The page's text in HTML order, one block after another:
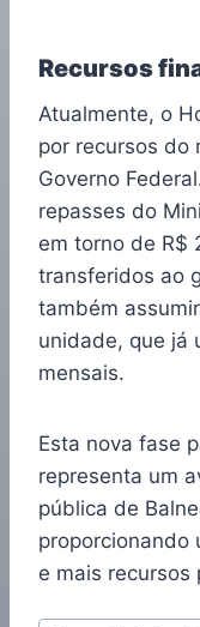
Recursos
Atualmente, o
por recursos do
Governo
repasses do
em torno de R$
transferidos ao
também
unidade, que já
mensais.
Esta nova fase
representa um
pública de
proporcionando
e mais recursos